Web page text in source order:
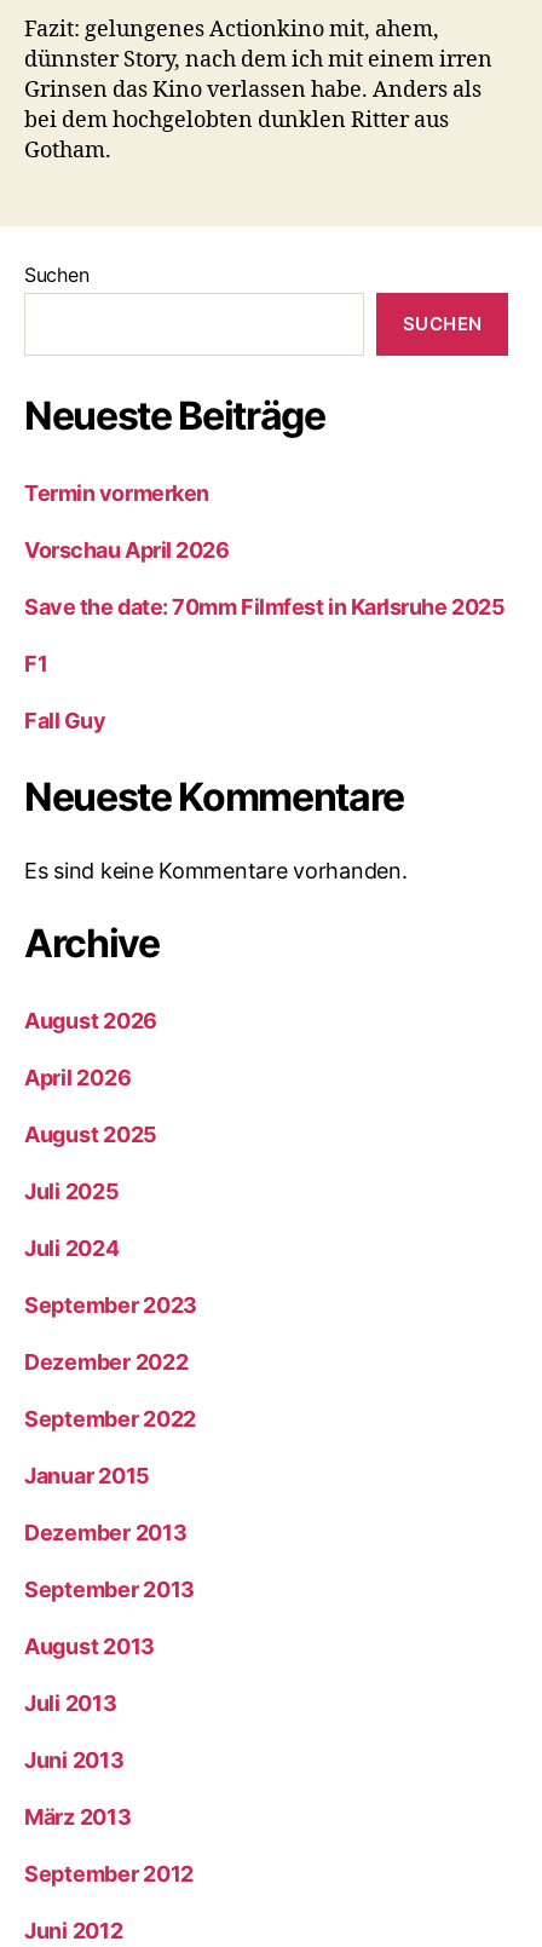
Fazit: gelungenes Actionkino mit, ahem,
dünnster Story, nach dem ich mit einem irren
Grinsen das Kino verlassen habe. Anders als
bei dem hochgelobten dunklen Ritter aus
Gotham.
Suchen
SUCHEN
Neueste Beiträge
Termin vormerken
Vorschau April 2026
Save the date: 70mm Filmfest in Karlsruhe 2025
F1
Fall Guy
Neueste Kommentare
Es sind keine Kommentare vorhanden.
Archive
August 2026
April 2026
August 2025
Juli 2025
Juli 2024
September 2023
Dezember 2022
September 2022
Januar 2015
Dezember 2013
September 2013
August 2013
Juli 2013
Juni 2013
März 2013
September 2012
Juni 2012